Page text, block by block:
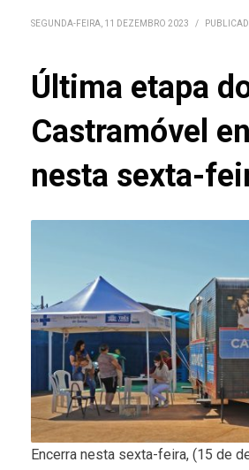
SEGUNDA-FEIRA, 11 DEZEMBRO 2023 /
Última etapa
Castramóvel
nesta sexta-
Encerra nesta sexta-feira, (15 de